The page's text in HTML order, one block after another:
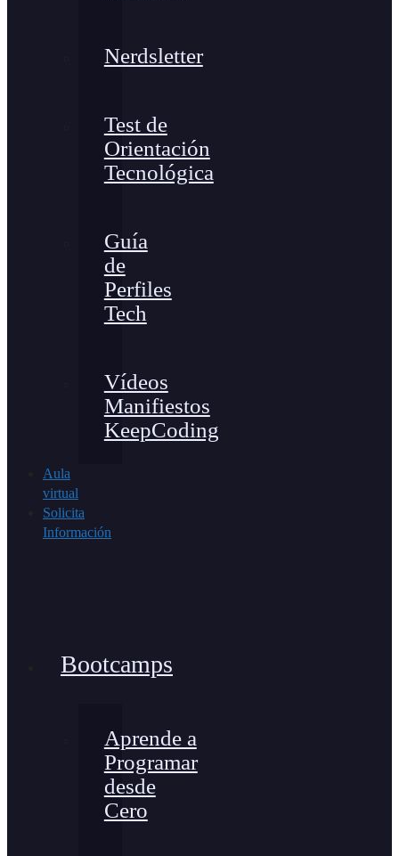
Nerdsletter
Test de
Orientación
Tecnológica
Guía
de
Perfiles
Tech
Vídeos
Manifiestos
KeepCoding
Aula
virtual
Solicita
Información
Bootcamps
Aprende a
Programar
desde
Cero